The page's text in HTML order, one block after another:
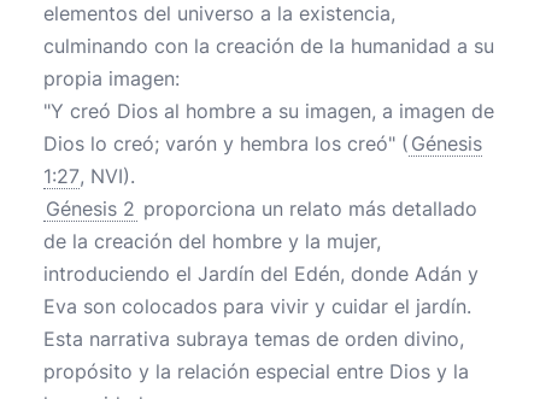
elementos del universo a la existencia,
culminando con la creación de la humanidad a su
propia imagen:
"Y creó Dios al hombre a su imagen, a imagen de
Dios lo creó; varón y hembra los creó" ( Génesis
1:27, NVI).
Génesis 2 proporciona un relato más detallado
de la creación del hombre y la mujer,
introduciendo el Jardín del Edén, donde Adán y
Eva son colocados para vivir y cuidar el jardín.
Esta narrativa subraya temas de orden divino,
propósito y la relación especial entre Dios y la